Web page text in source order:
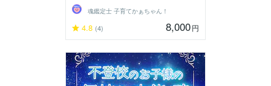
魂鑑定士 子育てかぁちゃん！
4.8 (4) 8,000円